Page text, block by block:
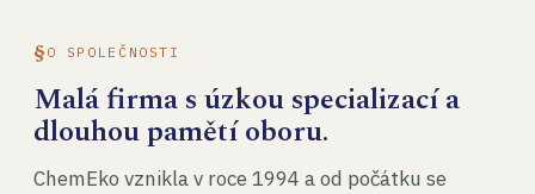
O SPOLEČNOSTI
Malá firma s úzkou specializací a
dlouhou pamětí oboru.
ChemEko vznikla v roce 1994 a od počátku se